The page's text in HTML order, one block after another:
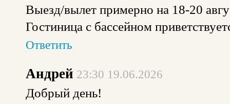
Выезд/вылет примерно на 18-20
Гостиница с бассейном
Ответить
Андрей 23:30 19.06.2026
Добрый день!